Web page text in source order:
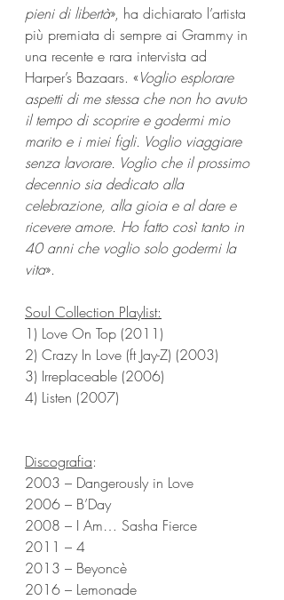
pieni di libertà», ha dichiarato l’artista
più premiata di sempre ai Grammy in
una recente e rara intervista ad
Harper’s Bazaars. «Voglio esplorare
aspetti di me stessa che non ho avuto
il tempo di scoprire e godermi mio
marito e i miei figli. Voglio viaggiare
senza lavorare. Voglio che il prossimo
decennio sia dedicato alla
celebrazione, alla gioia e al dare e
ricevere amore. Ho fatto così tanto in
40 anni che voglio solo godermi la
vita».
Soul Collection Playlist:
1) Love On Top (2011)
2) Crazy In Love (ft Jay-Z) (2003)
3) Irreplaceable (2006)
4) Listen (2007)
Discografia:
2003 – Dangerously in Love
2006 – B’Day
2008 – I Am… Sasha Fierce
2011 – 4
2013 – Beyoncè
2016 – Lemonade